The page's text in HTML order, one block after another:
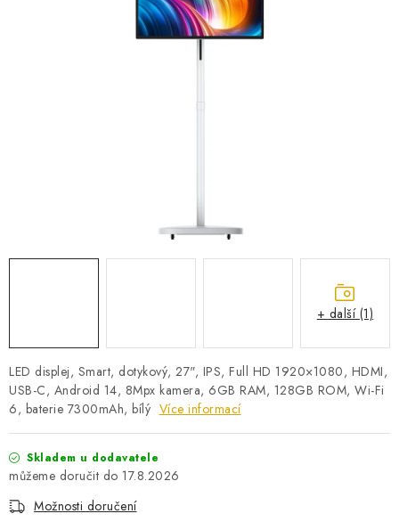
LED displej, Smart, dotykový, 27", IPS, Full HD 1920×1080, HDMI,
USB-C, Android 14, 8Mpx kamera, 6GB RAM, 128GB ROM, Wi-Fi
6, baterie 7300mAh, bílý Více informací
Skladem u dodavatele
17.8.2026
Možnosti doručení
+ další (1)